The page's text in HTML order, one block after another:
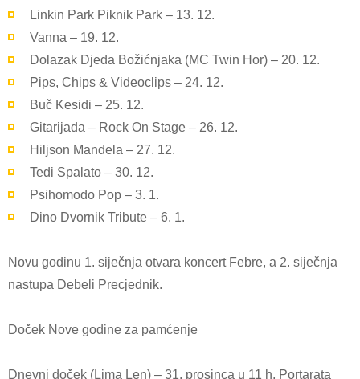
Linkin Park Piknik Park – 13. 12.
Vanna – 19. 12.
Dolazak Djeda Božićnjaka (MC Twin Hor) – 20. 12.
Pips, Chips & Videoclips – 24. 12.
Buč Kesidi – 25. 12.
Gitarijada – Rock On Stage – 26. 12.
Hiljson Mandela – 27. 12.
Tedi Spalato – 30. 12.
Psihomodo Pop – 3. 1.
Dino Dvornik Tribute – 6. 1.
Novu godinu 1. siječnja otvara koncert Febre, a 2. siječnja
nastupa Debeli Precjednik.
Doček Nove godine za pamćenje
Dnevni doček (Lima Len) – 31. prosinca u 11 h, Portarata